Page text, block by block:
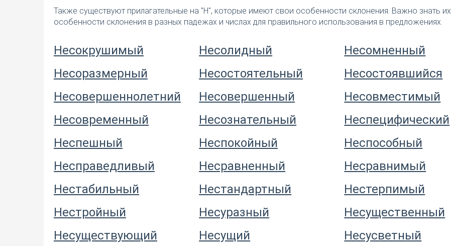
Также существуют прилагательные на "Н", которые имеют свои особенности склонения. Важно знать их
особенности склонения в разных падежах и числах для правильного использования в предложениях.
Несокрушимый Несолидный
Несомненный
Несоразмерный
Несостоятельный
Несостоявшийся
Несовершеннолетний
Несовершенный
Несовместимый
Несовременный
Несознательный
Неспецифический
Неспешный
Неспокойный
Неспособный
Несправедливый
Несравненный
Несравнимый
Нестабильный
Нестандартный
Нестерпимый
Нестройный
Несуразный
Несущественный
Несуществующий
Несущий
Несусветный